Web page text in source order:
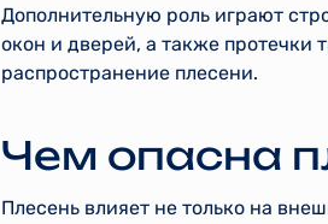
Дополнительную роль играют
окон и дверей, а также протечки
распространение плесени.
Чем опасна
Плесень влияет не только на